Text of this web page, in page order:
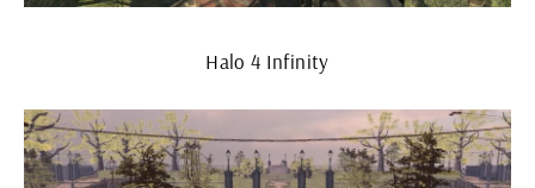
Halo 4 Infinity